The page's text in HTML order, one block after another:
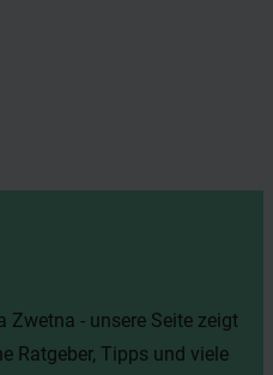
Zwetna - unsere Seite zeigt
Ratgeber, Tipps und viele